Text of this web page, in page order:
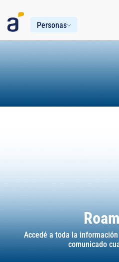
Personas
Accedé a toda la
comunicado